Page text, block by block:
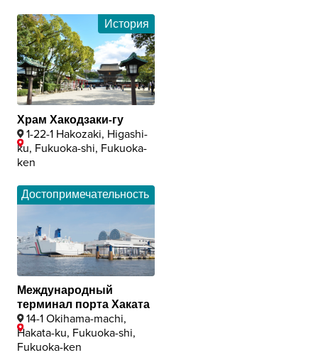
История
Храм Хакодзаки-гу
1-22-1 Hakozaki, Higashi-
ku, Fukuoka-shi, Fukuoka-
ken
Достопримечательность
Международный
терминал порта Хаката
14-1 Okihama-machi,
Hakata-ku, Fukuoka-shi,
Fukuoka-ken